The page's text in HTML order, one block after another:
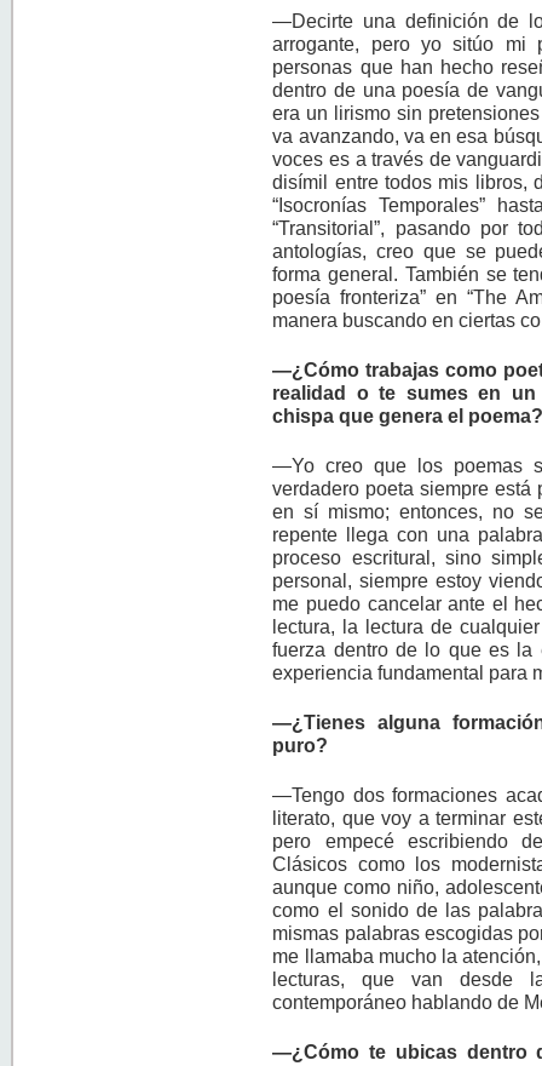
—Decirte una definición de
arrogante, pero yo sitúo
personas que han hecho
dentro de una poesía de
era un lirismo sin
va avanzando, va en esa
voces es a través de
disímil entre todos mis libros,
“Isocronías Temporales”
“Transitorial”, pasando por
antologías, creo que se
forma general. También se
poesía fronteriza” en “The
manera buscando en ciertas
—¿Cómo trabajas como
realidad o te sumes en
chispa que genera el
—Yo creo que los poemas
verdadero poeta siempre
en sí mismo; entonces, no
repente llega con una
proceso escritural, sino
personal, siempre estoy
me puedo cancelar ante el
lectura, la lectura de
fuerza dentro de lo que es
experiencia fundamental para
—¿Tienes alguna
puro?
—Tengo dos formaciones
literato, que voy a terminar
pero empecé escribiendo
Clásicos como los
aunque como niño,
como el sonido de las
mismas palabras escogidas
me llamaba mucho la
lecturas, que van desde
contemporáneo hablando de
—¿Cómo te ubicas dentro